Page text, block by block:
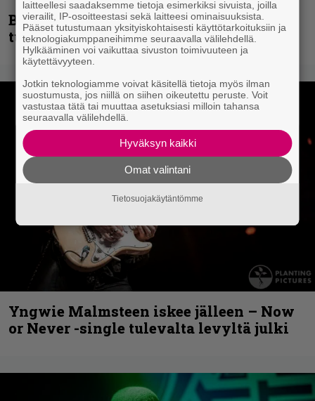
Blind Channel palaa rytinällä –
tuplasingle videoineen julki
Yngwie Malmsteen iskee jälleen – Now
or Never -single tulevalta levyltä julki
laitteellesi saadaksemme tietoja esimerkiksi sivuista, joilla
vierailit, IP-osoitteestasi sekä laitteesi ominaisuuksista.
Pääset tutustumaan yksityiskohtaisesti käyttötarkoituksiin ja
teknologiakumppaneihimme seuraavalla välilehdellä.
Hylkääminen voi vaikuttaa sivuston toimivuuteen ja
käytettävyyteen.
Jotkin teknologiamme voivat käsitellä tietoja myös ilman
suostumusta, jos niillä on siihen oikeutettu peruste. Voit
vastustaa tätä tai muuttaa asetuksiasi milloin tahansa
seuraavalla välilehdellä.
Hyväksyn kaikki
Omat valintani
Tietosuojakäytäntömme